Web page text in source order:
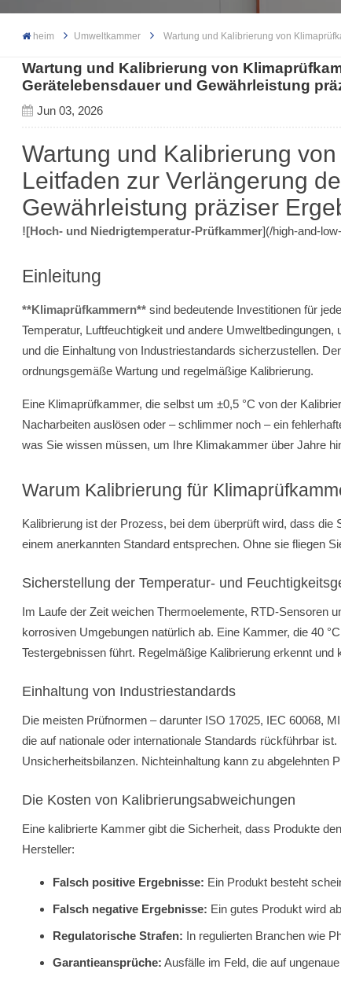
heim Umweltkammer Wartung und Kalibrierung von
Wartung und Kalibrierung von
Gerätelebensdauer und Gewährleistung
Jun 03, 2026
Wartung und Kalibrierung
Leitfaden zur Verlängerung
Gewährleistung präziser
![Hoch- und Niedrigtemperatur-Prüfkammer](/high-and-
Einleitung
**Klimaprüfkammern** sind bedeutende Investitionen für
Temperatur, Luftfeuchtigkeit und andere
und die Einhaltung von Industriestandards sicherzustellen.
ordnungsgemäße Wartung und regelmäßige Kalibrierung.
Eine Klimaprüfkammer, die selbst um ±0,5 °C von der
Nacharbeiten auslösen oder – schlimmer noch – ein
was Sie wissen müssen, um Ihre Klimakammer über Jahre
Warum Kalibrierung für
Kalibrierung ist der Prozess, bei dem überprüft wird, dass
einem anerkannten Standard entsprechen. Ohne sie fliegen
Sicherstellung der Temperatur- und
Im Laufe der Zeit weichen Thermoelemente, RTD-Sensoren
korrosiven Umgebungen natürlich ab. Eine Kammer, die 40
Testergebnissen führt. Regelmäßige Kalibrierung erkennt
Einhaltung von Industriestandards
Die meisten Prüfnormen – darunter ISO 17025, IEC 60068,
die auf nationale oder internationale Standards rückführbar
Unsicherheitsbilanzen. Nichteinhaltung kann zu abgelehnten
Die Kosten von Kalibrierungsabweichungen
Eine kalibrierte Kammer gibt die Sicherheit, dass Produkte
Hersteller:
Falsch positive Ergebnisse: Ein Produkt besteht
Falsch negative Ergebnisse: Ein gutes Produkt wird
Regulatorische Strafen: In regulierten Branchen wie
Garantieansprüche: Ausfälle im Feld, die auf